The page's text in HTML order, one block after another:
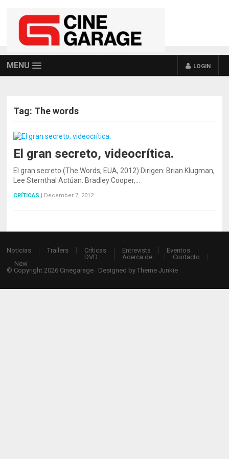
MENU LOGIN
Tag: The words
El gran secreto, videocrítica.
El gran secreto (The Words, EUA, 2012) Dirigen: Brian Klugman,
Lee Sternthal Actúan: Bradley Cooper,…
CRÍTICAS | December 7, 2012
Noticias Trailers
Críticas
DVD
Entrevista
Eventos
Acerca de…
Contacto
New
© Copyright 2026 Cinegarage · Designed byTheme Junkie